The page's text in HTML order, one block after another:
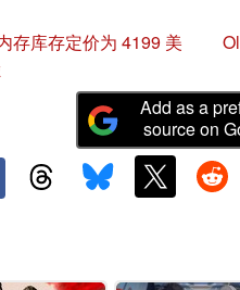
存库存定价为 4199 美
Add as a
source on